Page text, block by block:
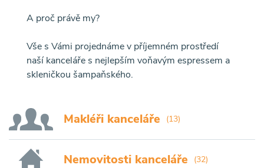
A proč právě my?
Vše s Vámi projednáme v příjemném prostředí
naší kanceláře s nejlepším voňavým espressem a
skleničkou šampaňského.
Makléři kanceláře (13)
Nemovitosti kanceláře (32)